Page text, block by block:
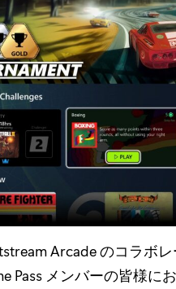
Arcade のコラボ
Pass メンバーの皆様に